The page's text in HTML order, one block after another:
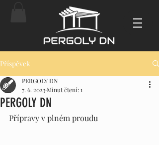
Příspěvek
PERGOLY DN
PERGOLY DN
7. 6. 2023Minut čtení: 1
Přípravy v plném proudu